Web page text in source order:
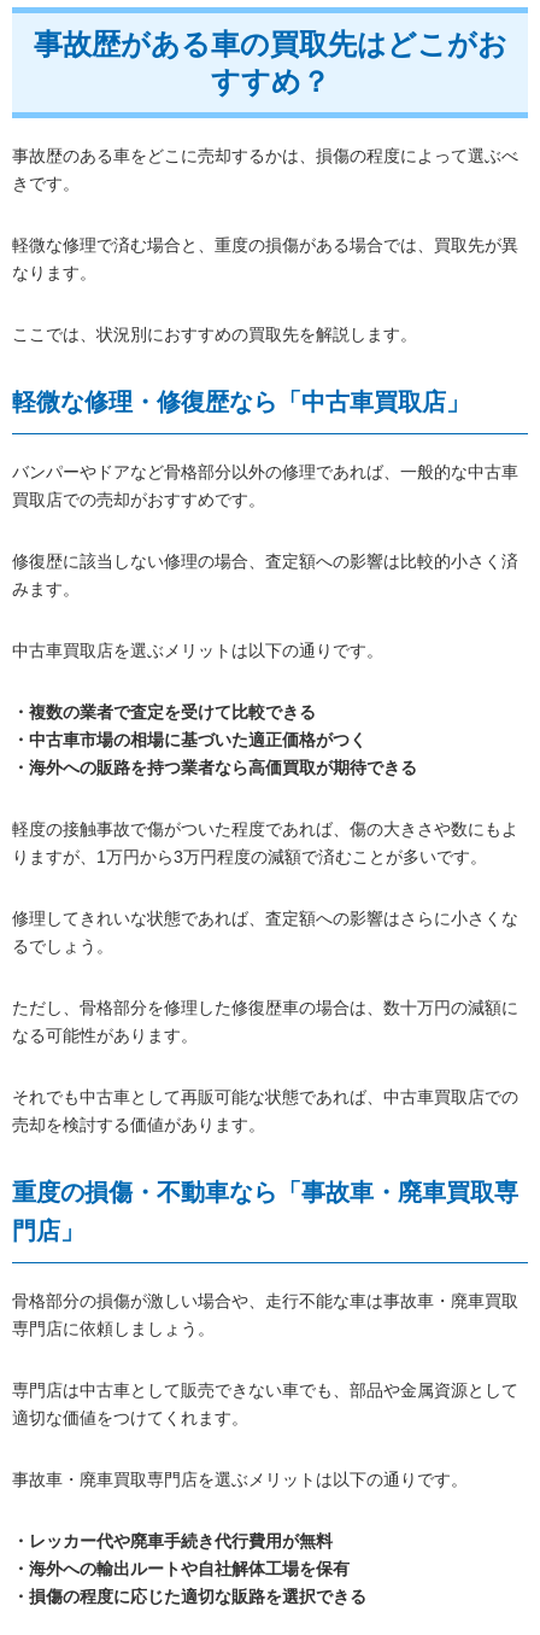
事故歴がある車の買取先はどこがお
すすめ？
事故歴のある車をどこに売却するかは、損傷の程度によって選ぶべ
きです。
軽微な修理で済む場合と、重度の損傷がある場合では、買取先が異
なります。
ここでは、状況別におすすめの買取先を解説します。
軽微な修理・修復歴なら「中古車買取店」
バンパーやドアなど骨格部分以外の修理であれば、一般的な中古車
買取店での売却がおすすめです。
修復歴に該当しない修理の場合、査定額への影響は比較的小さく済
みます。
中古車買取店を選ぶメリットは以下の通りです。
・複数の業者で査定を受けて比較できる
・中古車市場の相場に基づいた適正価格がつく
・海外への販路を持つ業者なら高価買取が期待できる
軽度の接触事故で傷がついた程度であれば、傷の大きさや数にもよ
りますが、1万円から3万円程度の減額で済むことが多いです。
修理してきれいな状態であれば、査定額への影響はさらに小さくな
るでしょう。
ただし、骨格部分を修理した修復歴車の場合は、数十万円の減額に
なる可能性があります。
それでも中古車として再販可能な状態であれば、中古車買取店での
売却を検討する価値があります。
重度の損傷・不動車なら「事故車・廃車買取専
門店」
骨格部分の損傷が激しい場合や、走行不能な車は事故車・廃車買取
専門店に依頼しましょう。
専門店は中古車として販売できない車でも、部品や金属資源として
適切な価値をつけてくれます。
事故車・廃車買取専門店を選ぶメリットは以下の通りです。
・レッカー代や廃車手続き代行費用が無料
・海外への輸出ルートや自社解体工場を保有
・損傷の程度に応じた適切な販路を選択できる